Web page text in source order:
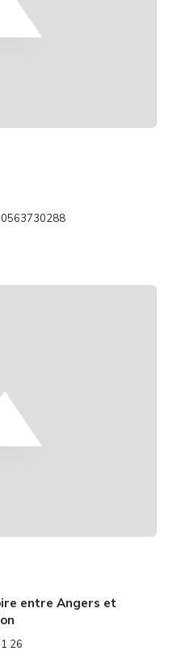
0563730288
entre Angers et
26